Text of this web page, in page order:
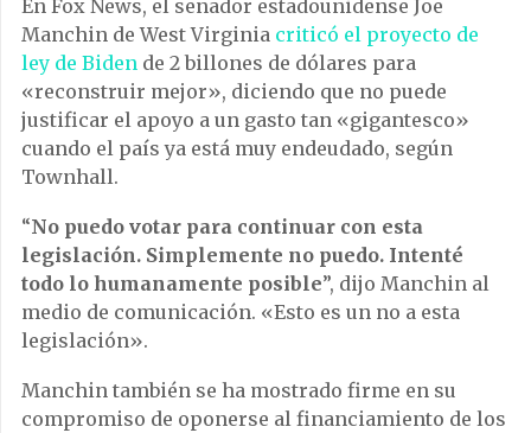
En Fox News, el senador estadounidense Joe
Manchin de West Virginia criticó el proyecto de
ley de Biden de 2 billones de dólares para
«reconstruir mejor», diciendo que no puede
justificar el apoyo a un gasto tan «gigantesco»
cuando el país ya está muy endeudado, según
Townhall.
“No puedo votar para continuar con esta
legislación. Simplemente no puedo. Intenté
todo lo humanamente posible”, dijo Manchin al
medio de comunicación. «Esto es un no a esta
legislación».
Manchin también se ha mostrado firme en su
compromiso de oponerse al financiamiento de los